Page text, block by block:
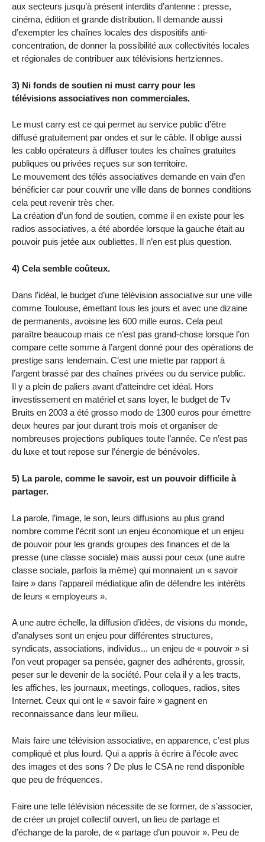
aux secteurs jusqu’à présent interdits d’antenne : presse,
cinéma, édition et grande distribution. Il demande aussi
d’exempter les chaînes locales des dispositifs anti-
concentration, de donner la possibilité aux collectivités locales
et régionales de contribuer aux télévisions hertziennes.
3) Ni fonds de soutien ni must carry pour les
télévisions associatives non commerciales.
Le must carry est ce qui permet au service public d’être
diffusé gratuitement par ondes et sur le câble. Il oblige aussi
les cablo opérateurs à diffuser toutes les chaînes gratuites
publiques ou privées reçues sur son territoire.
Le mouvement des télés associatives demande en vain d’en
bénéficier car pour couvrir une ville dans de bonnes conditions
cela peut revenir très cher.
La création d’un fond de soutien, comme il en existe pour les
radios associatives, a été abordée lorsque la gauche était au
pouvoir puis jetée aux oubliettes. Il n’en est plus question.
4) Cela semble coûteux.
Dans l’idéal, le budget d’une télévision associative sur une ville
comme Toulouse, émettant tous les jours et avec une dizaine
de permanents, avoisine les 600 mille euros. Cela peut
paraître beaucoup mais ce n’est pas grand-chose lorsque l’on
compare cette somme à l’argent donné pour des opérations de
prestige sans lendemain. C’est une miette par rapport à
l’argent brassé par des chaînes privées ou du service public.
Il y a plein de paliers avant d’atteindre cet idéal. Hors
investissement en matériel et sans loyer, le budget de Tv
Bruits en 2003 a été grosso modo de 1300 euros pour émettre
deux heures par jour durant trois mois et organiser de
nombreuses projections publiques toute l’année. Ce n’est pas
du luxe et tout repose sur l’énergie de bénévoles.
5) La parole, comme le savoir, est un pouvoir difficile à
partager.
La parole, l’image, le son, leurs diffusions au plus grand
nombre comme l’écrit sont un enjeu économique et un enjeu
de pouvoir pour les grands groupes des finances et de la
presse (une classe sociale) mais aussi pour ceux (une autre
classe sociale, parfois la même) qui monnaient un « savoir
faire » dans l’appareil médiatique afin de défendre les intérêts
de leurs « employeurs ».
A une autre échelle, la diffusion d’idées, de visions du monde,
d’analyses sont un enjeu pour différentes structures,
syndicats, associations, individus... un enjeu de « pouvoir » si
l’on veut propager sa pensée, gagner des adhérents, grossir,
peser sur le devenir de la société. Pour cela il y a les tracts,
les affiches, les journaux, meetings, colloques, radios, sites
Internet. Ceux qui ont le « savoir faire » gagnent en
reconnaissance dans leur milieu.
Mais faire une télévision associative, en apparence, c’est plus
compliqué et plus lourd. Qui a appris à écrire à l’école avec
des images et des sons ? De plus le CSA ne rend disponible
que peu de fréquences.
Faire une telle télévision nécessite de se former, de s’associer,
de créer un projet collectif ouvert, un lieu de partage et
d’échange de la parole, de « partage d’un pouvoir ». Peu de